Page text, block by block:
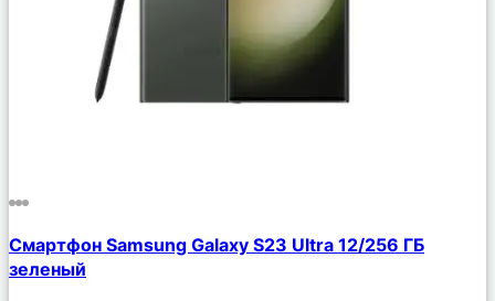
Описание
Избранное
Смартфон Samsung Galaxy S23 Ultra 12/256 ГБ
зеленый